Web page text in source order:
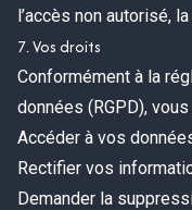
l’accès non autorisé,
7. Vos droits
Conformément à la
données (RGPD),
Accéder à vos
Rectifier vos
Demander la